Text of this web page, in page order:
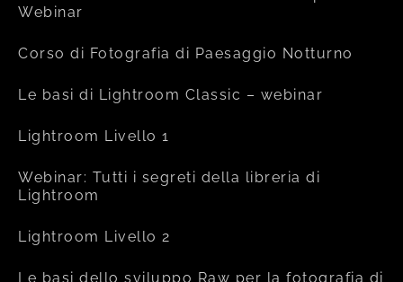
Webinar
Corso di Fotografia di Paesaggio Notturno
Le basi di Lightroom Classic – webinar
Lightroom Livello 1
Webinar: Tutti i segreti della libreria di
Lightroom
Lightroom Livello 2
Le basi dello sviluppo Raw per la fotografia di